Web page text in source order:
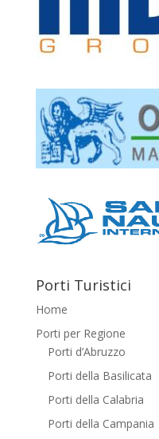
Porti Turistici
Home
Porti per Regione
Porti d’Abruzzo
Porti della Basilicata
Porti della Calabria
Porti della Campania